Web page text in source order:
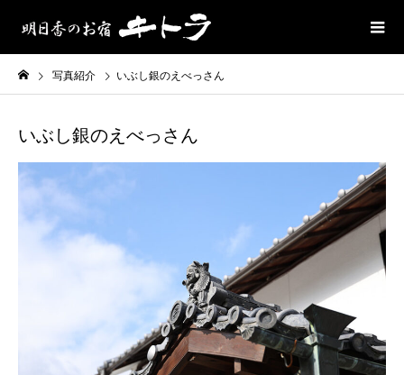
写真紹介 いぶし銀のえべっさん
いぶし銀のえべっさん